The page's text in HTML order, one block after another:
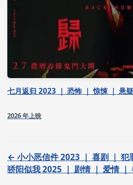
七月返归 2023 ｜ 恐怖 ｜ 惊悚 ｜ 悬疑
2026 年上映
← 小小恶信件 2023 ｜ 喜剧 ｜ 犯
骄阳似我 2025 ｜ 剧情 ｜ 爱情